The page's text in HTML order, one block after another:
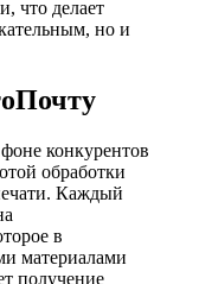
что делает
но и
конкурентов
обработки
Каждый
в
материалами
получение